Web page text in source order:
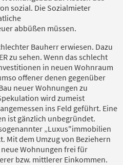
sozial. Die Sozialmieter
abbüßen müssen.
Bauherr erwiesen. Dazu
zu sehen. Wenn das schlecht
in neuen Wohnraum
offener denen gegenüber
neuer Wohnungen zu
wird zumeist
ins Feld geführt. Eine
ist gänzlich unbegründet.
„Luxus"immobilien
Mit dem Umzug von Beziehern
Wohnungen frei für
bzw. mittlerer Einkommen.